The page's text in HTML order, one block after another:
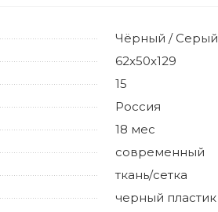
Чёрный / Серый
62x50x129
15
Россия
18 мес
современный
ткань/сетка
черный пластик